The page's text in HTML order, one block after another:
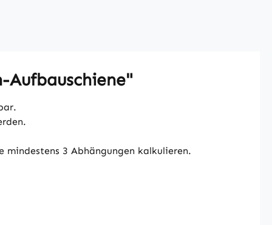
mindestens 3 Abhängungen kalkulieren.